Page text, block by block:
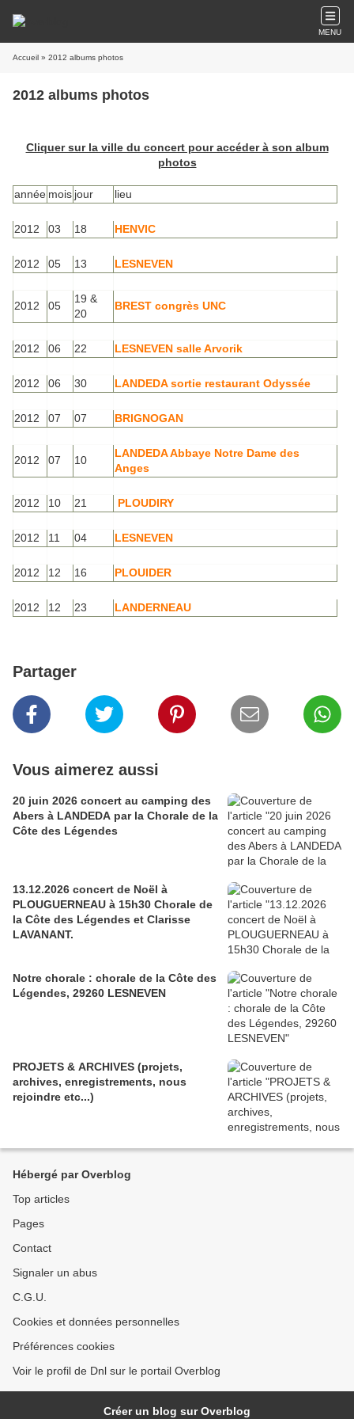
MENU
Accueil » 2012 albums photos
2012 albums photos
Cliquer sur la ville du concert pour accéder à son album
photos
année mois jour lieu
2012 03 18 HENVIC
2012 05 13 LESNEVEN
2012 05
19 &
20
BREST congrès UNC
2012 06 22 LESNEVEN salle Arvorik
2012 06 30 LANDEDA sortie restaurant Odyssée
2012 07 07 BRIGNOGAN
2012 07 10
LANDEDA Abbaye Notre Dame des
Anges
2012 10 21 PLOUDIRY
2012 11 04 LESNEVEN
2012 12 16 PLOUIDER
2012 12 23 LANDERNEAU
Partager
Vous aimerez aussi
20 juin 2026 concert au camping des
Abers à LANDEDA par la Chorale de la
Côte des Légendes
13.12.2026 concert de Noël à
PLOUGUERNEAU à 15h30 Chorale de
la Côte des Légendes et Clarisse
LAVANANT.
Notre chorale : chorale de la Côte des
Légendes, 29260 LESNEVEN
PROJETS & ARCHIVES (projets,
archives, enregistrements, nous
rejoindre etc...)
Hébergé par Overblog
Top articles
Pages
Contact
Signaler un abus
C.G.U.
Cookies et données personnelles
Préférences cookies
Voir le profil de Dnl sur le portail Overblog
Créer un blog sur Overblog